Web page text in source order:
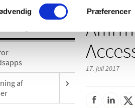
Præferencer
af
17. juli 2017